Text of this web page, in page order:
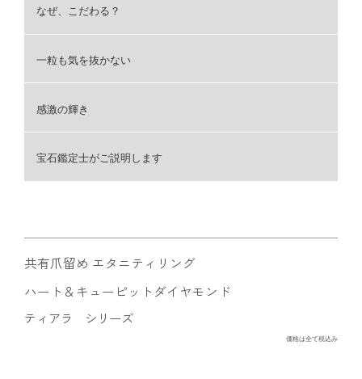
なぜ、こだわる？
一粒も気を抜かない
感激の輝き
宝石鑑定士がご説明します
共有爪留め エタニティリング
ハート＆キューピットダイヤモンド
ティアラ シリーズ
価格は全て税込み